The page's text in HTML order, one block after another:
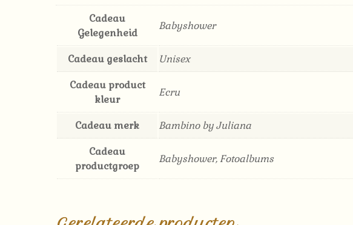
Cadeau
Gelegenheid
Babyshower
Cadeau geslacht Unisex
Cadeau product
kleur
Ecru
Cadeau merk Bambino by Juliana
Cadeau
productgroep
Babyshower, Fotoalbums